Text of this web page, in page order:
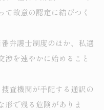
故意の認定に結びつく
弁護士制度のほか、私選
渉を速やかに始めること
査機関が手配する通訳の
形で残る危険がありま